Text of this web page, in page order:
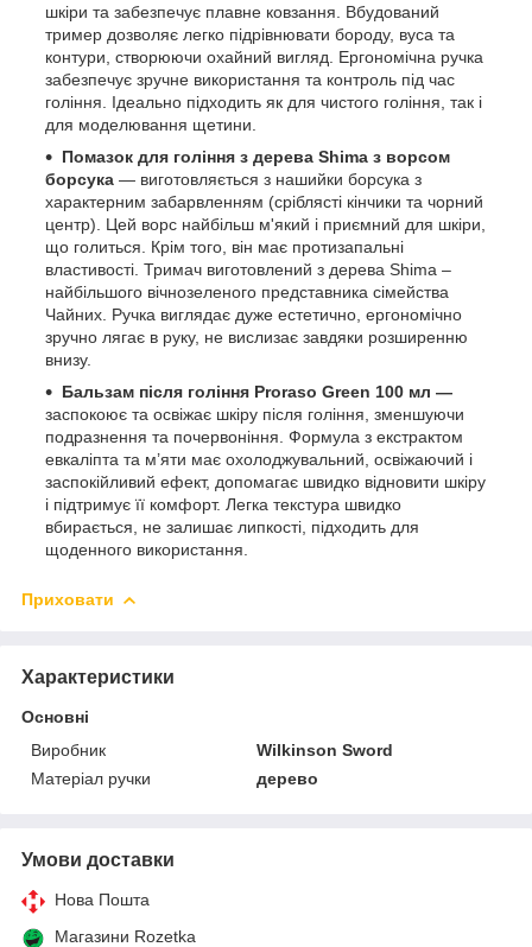
шкіри та забезпечує плавне ковзання. Вбудований
тример дозволяє легко підрівнювати бороду, вуса та
контури, створюючи охайний вигляд. Ергономічна ручка
забезпечує зручне використання та контроль під час
гоління. Ідеально підходить як для чистого гоління, так і
для моделювання щетини.
Помазок для гоління з дерева Shima з ворсом
борсука — виготовляється з нашийки борсука з
характерним забарвленням (сріблясті кінчики та чорний
центр). Цей ворс найбільш м'який і приємний для шкіри,
що голиться. Крім того, він має протизапальні
властивості. Тримач виготовлений з дерева Shima –
найбільшого вічнозеленого представника сімейства
Чайних. Ручка виглядає дуже естетично, ергономічно
зручно лягає в руку, не вислизає завдяки розширенню
внизу.
Бальзам після гоління Proraso Green 100 мл —
заспокоює та освіжає шкіру після гоління, зменшуючи
подразнення та почервоніння. Формула з екстрактом
евкаліпта та м’яти має охолоджувальний, освіжаючий і
заспокійливий ефект, допомагає швидко відновити шкіру
і підтримує її комфорт. Легка текстура швидко
вбирається, не залишає липкості, підходить для
щоденного використання.
Приховати
Характеристики
Основні
Виробник
Wilkinson Sword
Матеріал ручки
дерево
Умови доставки
Нова Пошта
Магазини Rozetka